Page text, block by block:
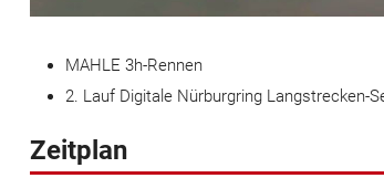
MAHLE 3h-Rennen
2. Lauf Digitale Nürburgring Langstrecken-
Zeitplan